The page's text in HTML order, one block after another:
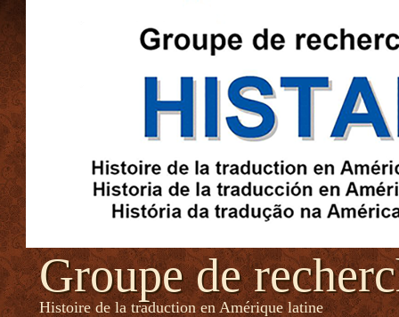
Groupe de
Histoire de la traduction en Amérique latine